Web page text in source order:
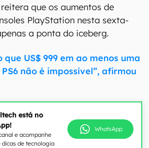
que os aumentos de
PlayStation nesta sexta-
a ponta do iceberg.
que US$ 999 em ao menos uma
não é impossível”, afirmou
está no
e acompanhe
dicas de tecnologia
WhatsApp